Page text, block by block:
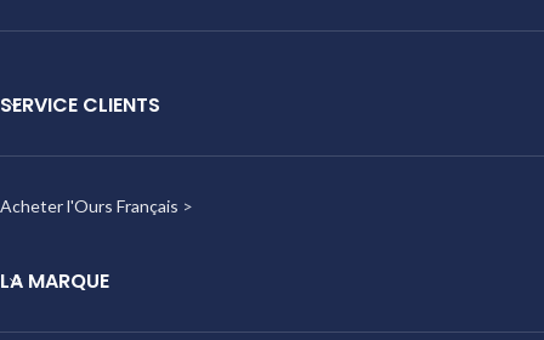
SERVICE CLIENTS
Acheter l'Ours Français >
LA MARQUE